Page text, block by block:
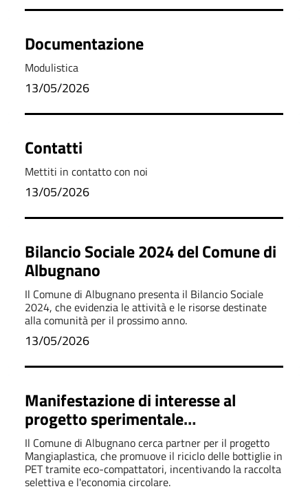
Documentazione
Modulistica
13/05/2026
Contatti
Mettiti in contatto con noi
13/05/2026
Bilancio Sociale 2024 del Comune di
Albugnano
Il Comune di Albugnano presenta il Bilancio Sociale
2024, che evidenzia le attività e le risorse destinate
alla comunità per il prossimo anno.
13/05/2026
Manifestazione di interesse al
progetto sperimentale
Mangiaplastica in qualità di Partner
Il Comune di Albugnano cerca partner per il progetto
Mangiaplastica, che promuove il riciclo delle bottiglie in
PET tramite eco-compattatori, incentivando la raccolta
selettiva e l'economia circolare.